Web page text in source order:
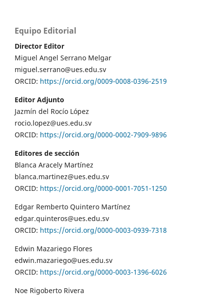
Equipo Editorial
Director Editor
Miguel Angel Serrano Melgar
miguel.serrano@ues.edu.sv
ORCID: https://orcid.org/0009-0008-0396-2519
Editor Adjunto
Jazmín del Rocío López
rocio.lopez@ues.edu.sv
ORCID: https://orcid.org/0000-0002-7909-9896
Editores de sección
Blanca Aracely Martínez
blanca.martinez@ues.edu.sv
ORCID: https://orcid.org/0000-0001-7051-1250
Edgar Remberto Quintero Martínez
edgar.quinteros@ues.edu.sv
ORCID: https://orcid.org/0000-0003-0939-7318
Edwin Mazariego Flores
edwin.mazariego@ues.edu.sv
ORCID: https://orcid.org/0000-0003-1396-6026
Noe Rigoberto Rivera